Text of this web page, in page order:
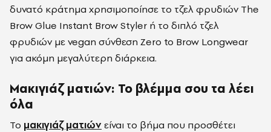
δυνατό κράτημα χρησιμοποίησε το τζελ φρυδιών The
Brow Glue Instant Brow Styler ή το διπλό τζελ
φρυδιών με vegan σύνθεση Zero to Brow Longwear
για ακόμη μεγαλύτερη διάρκεια.
Μακιγιάζ ματιών: Το βλέμμα σου τα λέει
όλα
Το μακιγιάζ ματιών είναι το βήμα που προσθέτει